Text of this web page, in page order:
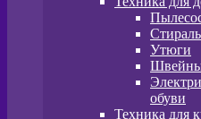
Утюги
обуви
Техника для